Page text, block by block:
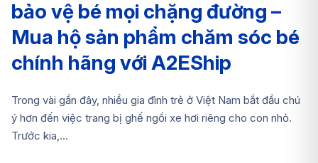
bảo vệ bé mọi chặng đường –
Mua hộ sản phẩm chăm sóc bé
chính hãng với A2EShip
Trong vài gần đây, nhiều gia đình trẻ ở Việt Nam bắt đầu chú
ý hơn đến việc trang bị ghế ngồi xe hơi riêng cho con nhỏ.
Trước kia,...